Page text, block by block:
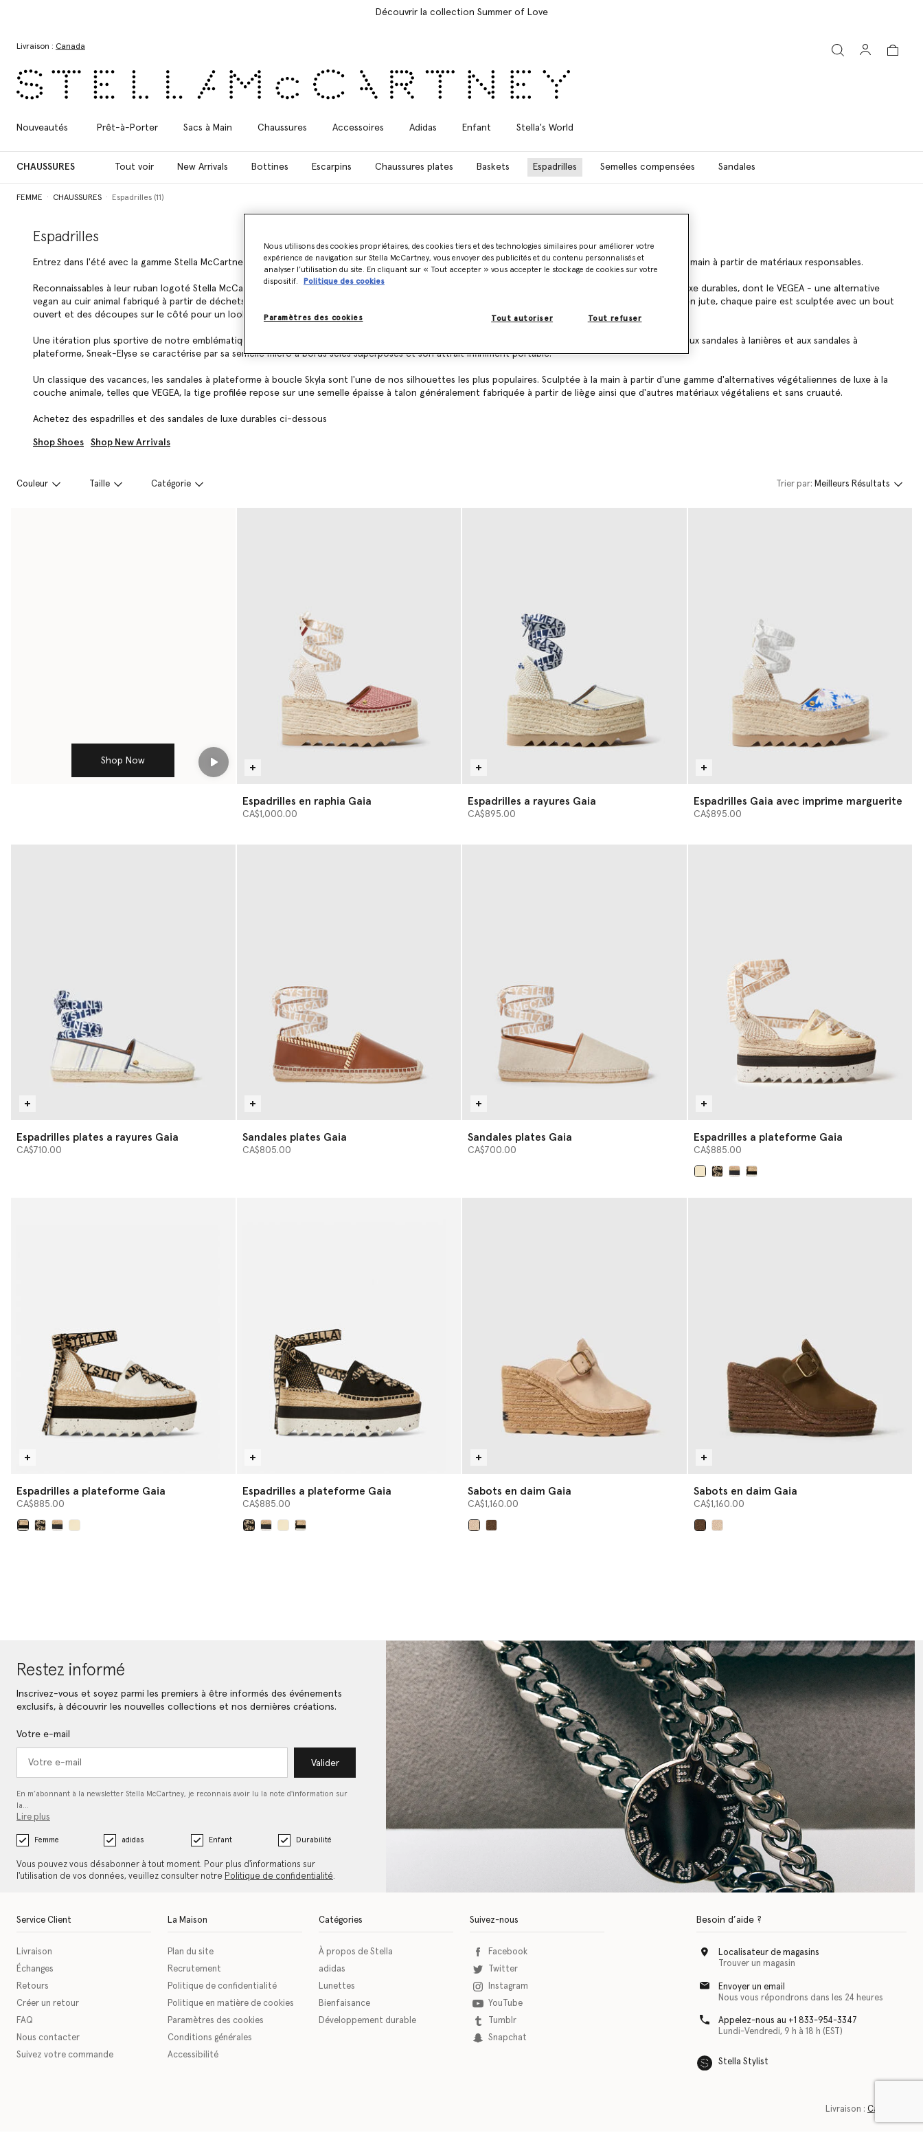
Découvrir la collection Summer of Love
Livraison : Canada
Nouveautés Prêt-à-Porter Sacs à Main Chaussures Accessoires Adidas Enfant Stella's World
CHAUSSURES Tout voir New Arrivals Bottines Escarpins Chaussures plates Baskets Espadrilles Semelles compensées Sandales
FEMME CHAUSSURES Espadrilles (11)
Espadrilles
Entrez dans l'été avec la gamme Stella McCartney d'espadrilles et de sandales vegan et cruelty-free prêtes pour la plage au bar, chacune fabriquée à la main à partir de matériaux responsables.
Reconnaissables à leur ruban logoté Stella McCartney, les espadrilles Gaia sont fabriquées à la main en Espagne à partir d'une variété de matériaux de luxe durables, dont le VEGEA - une alternative
vegan au cuir animal fabriqué à partir de déchets de raisin - et la toile de coton biologique. Disponibles en version compensée et plateforme tressée en jute, chaque paire est sculptée avec un bout
ouvert et des découpes sur le côté pour un look épuré et minimal.
Une itération plus sportive de notre emblématique Elyse, la silhouette Sneak-Elyse est préparée pour les tenues de la plage au bar. Des mules à enfiler aux sandales à lanières et aux sandales à
plateforme, Sneak-Elyse se caractérise par sa semelle micro à bords sciés superposés et son attrait infiniment portable.
Un classique des vacances, les sandales à plateforme à boucle Skyla sont l'une de nos silhouettes les plus populaires. Sculptée à la main à partir d'une gamme d'alternatives végétaliennes de luxe à la
couche animale, telles que VEGEA, la tige profilée repose sur une semelle épaisse à talon généralement fabriquée à partir de liège ainsi que d'autres matériaux végétaliens et sans cruauté.
Achetez des espadrilles et des sandales de luxe durables ci-dessous
Shop Shoes Shop New Arrivals
Couleur Taille Catégorie Trier par: Meilleurs Résultats
Play
Shop Now
Espadrilles en raphia Gaia
CA$1,000.00
Espadrilles a rayures Gaia
CA$895.00
Espadrilles Gaia avec imprime marguerite
CA$895.00
Espadrilles plates a rayures Gaia
CA$710.00
Sandales plates Gaia
CA$805.00
Sandales plates Gaia
CA$700.00
Espadrilles a plateforme Gaia
CA$885.00
Espadrilles a plateforme Gaia
CA$885.00
Espadrilles a plateforme Gaia
CA$885.00
Sabots en daim Gaia
CA$1,160.00
Sabots en daim Gaia
CA$1,160.00
Restez informé
Inscrivez-vous et soyez parmi les premiers à être informés des événements
exclusifs, à découvrir les nouvelles collections et nos dernières créations.
Votre e-mail
Valider
En m’abonnant à la newsletter Stella McCartney, je reconnais avoir lu la note d'information sur
la…
Lire plus
Femme adidas Enfant Durabilité
Vous pouvez vous désabonner à tout moment. Pour plus d'informations sur
l'utilisation de vos données, veuillez consulter notre Politique de confidentialité.
Service Client
Livraison
Échanges
Retours
Créer un retour
FAQ
Nous contacter
Suivez votre commande
La Maison
Plan du site
Recrutement
Politique de confidentialité
Politique en matière de cookies
Paramètres des cookies
Conditions générales
Accessibilité
Catégories
À propos de Stella
adidas
Lunettes
Bienfaisance
Développement durable
Suivez-nous
Facebook
Twitter
Instagram
YouTube
Tumblr
Snapchat
Besoin d’aide ?
Localisateur de magasins
Trouver un magasin
Envoyer un email
Nous vous répondrons dans les 24 heures
Appelez-nous au +1 833-954-3347
Lundi-Vendredi, 9 h à 18 h (EST)
Stella Stylist
Livraison : Canada
Nous utilisons des cookies propriétaires, des cookies tiers et des technologies similaires pour améliorer votre
expérience de navigation sur Stella McCartney, vous envoyer des publicités et du contenu personnalisés et
analyser l’utilisation du site. En cliquant sur « Tout accepter » vous accepter le stockage de cookies sur votre
dispositif.
Politique des cookies
Paramètres des cookies Tout refuser
Tout autoriser